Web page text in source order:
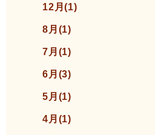
12月(1)
8月(1)
7月(1)
6月(3)
5月(1)
4月(1)